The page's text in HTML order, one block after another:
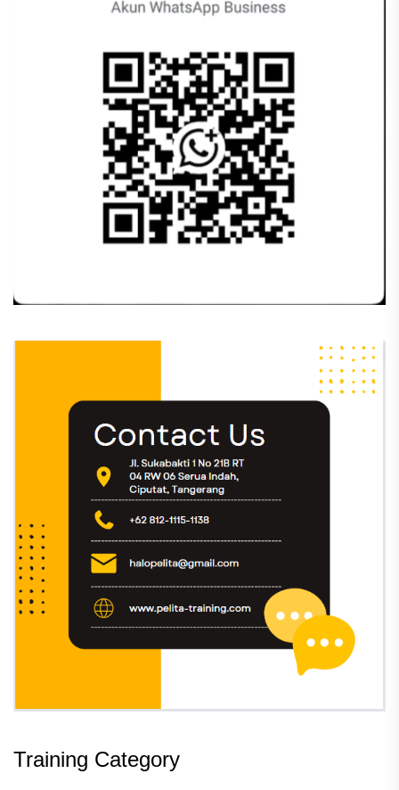
Training Category